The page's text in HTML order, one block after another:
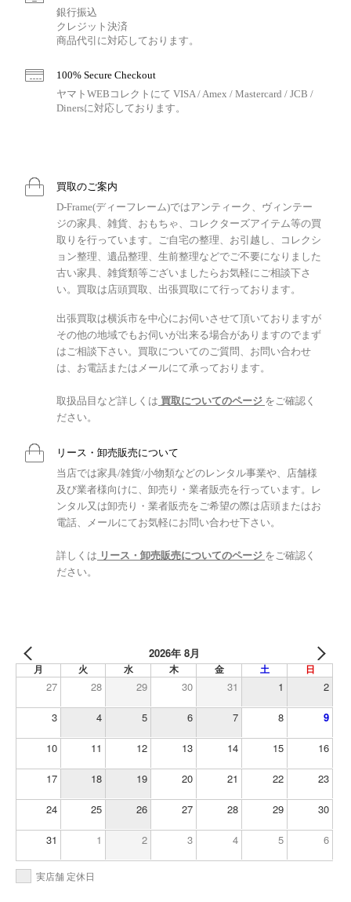
銀行振込
クレジット決済
商品代引に対応しております。
100% Secure Checkout
ヤマトWEBコレクトにて VISA / Amex / Mastercard / JCB /
Dinersに対応しております。
買取のご案内
D-Frame(ディーフレーム)ではアンティーク、ヴィンテー
ジの家具、雑貨、おもちゃ、コレクターズアイテム等の買
取りを行っています。ご自宅の整理、お引越し、コレクシ
ョン整理、遺品整理、生前整理などでご不要になりました
古い家具、雑貨類等ございましたらお気軽にご相談下さ
い。買取は店頭買取、出張買取にて行っております。
出張買取は横浜市を中心にお伺いさせて頂いておりますが
その他の地域でもお伺いが出来る場合がありますのでまず
はご相談下さい。買取についてのご質問、お問い合わせ
は、お電話またはメールにて承っております。
取扱品目など詳しくは 買取についてのページ をご確認く
ださい。
リース・卸売販売について
当店では家具/雑貨/小物類などのレンタル事業や、店舗様
及び業者様向けに、卸売り・業者販売を行っています。レ
ンタル又は卸売り・業者販売をご希望の際は店頭またはお
電話、メールにてお気軽にお問い合わせ下さい。
詳しくは リース・卸売販売についてのページ をご確認く
ださい。
2026年 8月
月 火 水 木 金 土 日
27 28 29 30 31 1 2
3 4 5 6 7 8 9
10 11 12 13 14 15 16
17 18 19 20 21 22 23
24 25 26 27 28 29 30
31 1 2 3 4 5 6
実店舗 定休日